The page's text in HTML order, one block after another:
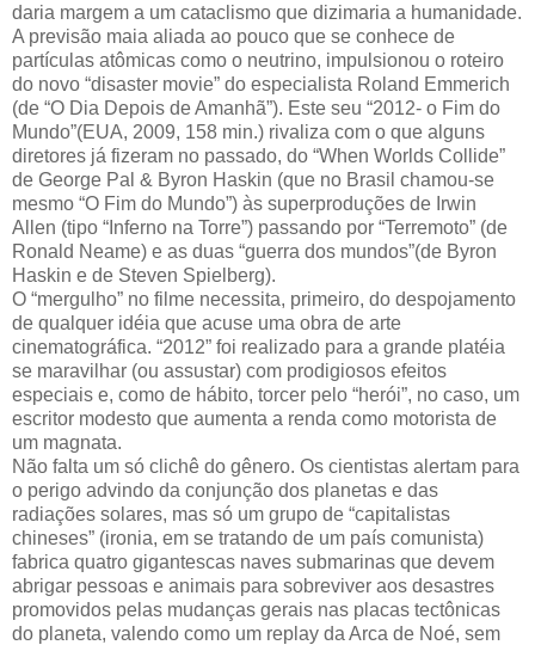
daria margem a um cataclismo que dizimaria a humanidade.
A previsão maia aliada ao pouco que se conhece de
partículas atômicas como o neutrino, impulsionou o roteiro
do novo “disaster movie” do especialista Roland Emmerich
(de “O Dia Depois de Amanhã”). Este seu “2012- o Fim do
Mundo”(EUA, 2009, 158 min.) rivaliza com o que alguns
diretores já fizeram no passado, do “When Worlds Collide”
de George Pal & Byron Haskin (que no Brasil chamou-se
mesmo “O Fim do Mundo”) às superproduções de Irwin
Allen (tipo “Inferno na Torre”) passando por “Terremoto” (de
Ronald Neame) e as duas “guerra dos mundos”(de Byron
Haskin e de Steven Spielberg).
O “mergulho” no filme necessita, primeiro, do despojamento
de qualquer idéia que acuse uma obra de arte
cinematográfica. “2012” foi realizado para a grande platéia
se maravilhar (ou assustar) com prodigiosos efeitos
especiais e, como de hábito, torcer pelo “herói”, no caso, um
escritor modesto que aumenta a renda como motorista de
um magnata.
Não falta um só clichê do gênero. Os cientistas alertam para
o perigo advindo da conjunção dos planetas e das
radiações solares, mas só um grupo de “capitalistas
chineses” (ironia, em se tratando de um país comunista)
fabrica quatro gigantescas naves submarinas que devem
abrigar pessoas e animais para sobreviver aos desastres
promovidos pelas mudanças gerais nas placas tectônicas
do planeta, valendo como um replay da Arca de Noé, sem